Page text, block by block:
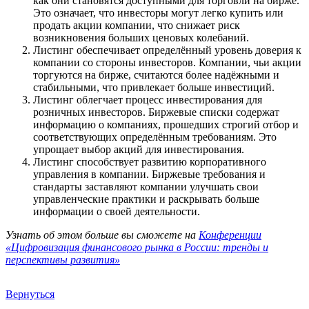
Это означает, что инвесторы могут легко купить или
продать акции компании, что снижает риск
возникновения больших ценовых колебаний.
Листинг обеспечивает определённый уровень доверия к
компании со стороны инвесторов. Компании, чьи акции
торгуются на бирже, считаются более надёжными и
стабильными, что привлекает больше инвестиций.
Листинг облегчает процесс инвестирования для
розничных инвесторов. Биржевые списки содержат
информацию о компаниях, прошедших строгий отбор и
соответствующих определённым требованиям. Это
упрощает выбор акций для инвестирования.
Листинг способствует развитию корпоративного
управления в компании. Биржевые требования и
стандарты заставляют компании улучшать свои
управленческие практики и раскрывать больше
информации о своей деятельности.
Узнать об этом больше вы сможете на Конференции
«Цифровизация финансового рынка в России: тренды и
перспективы развития»
Вернуться